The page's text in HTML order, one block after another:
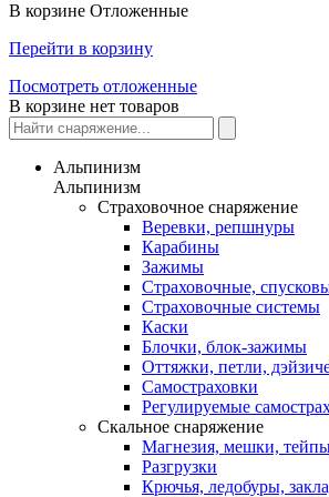
В корзине Отложенные
Перейти в корзину
Посмотреть отложенные
В корзине нет товаров
Альпинизм
Альпинизм
Страховочное снаряжение
Веревки, репшнуры
Карабины
Зажимы
Страховочные,
Страховочные системы
Каски
Блочки, блок-зажимы
Оттяжки, петли,
Самостраховки
Регулируемые
Скальное снаряжение
Магнезия, мешки,
Разгрузки
Крючья, ледобуры,